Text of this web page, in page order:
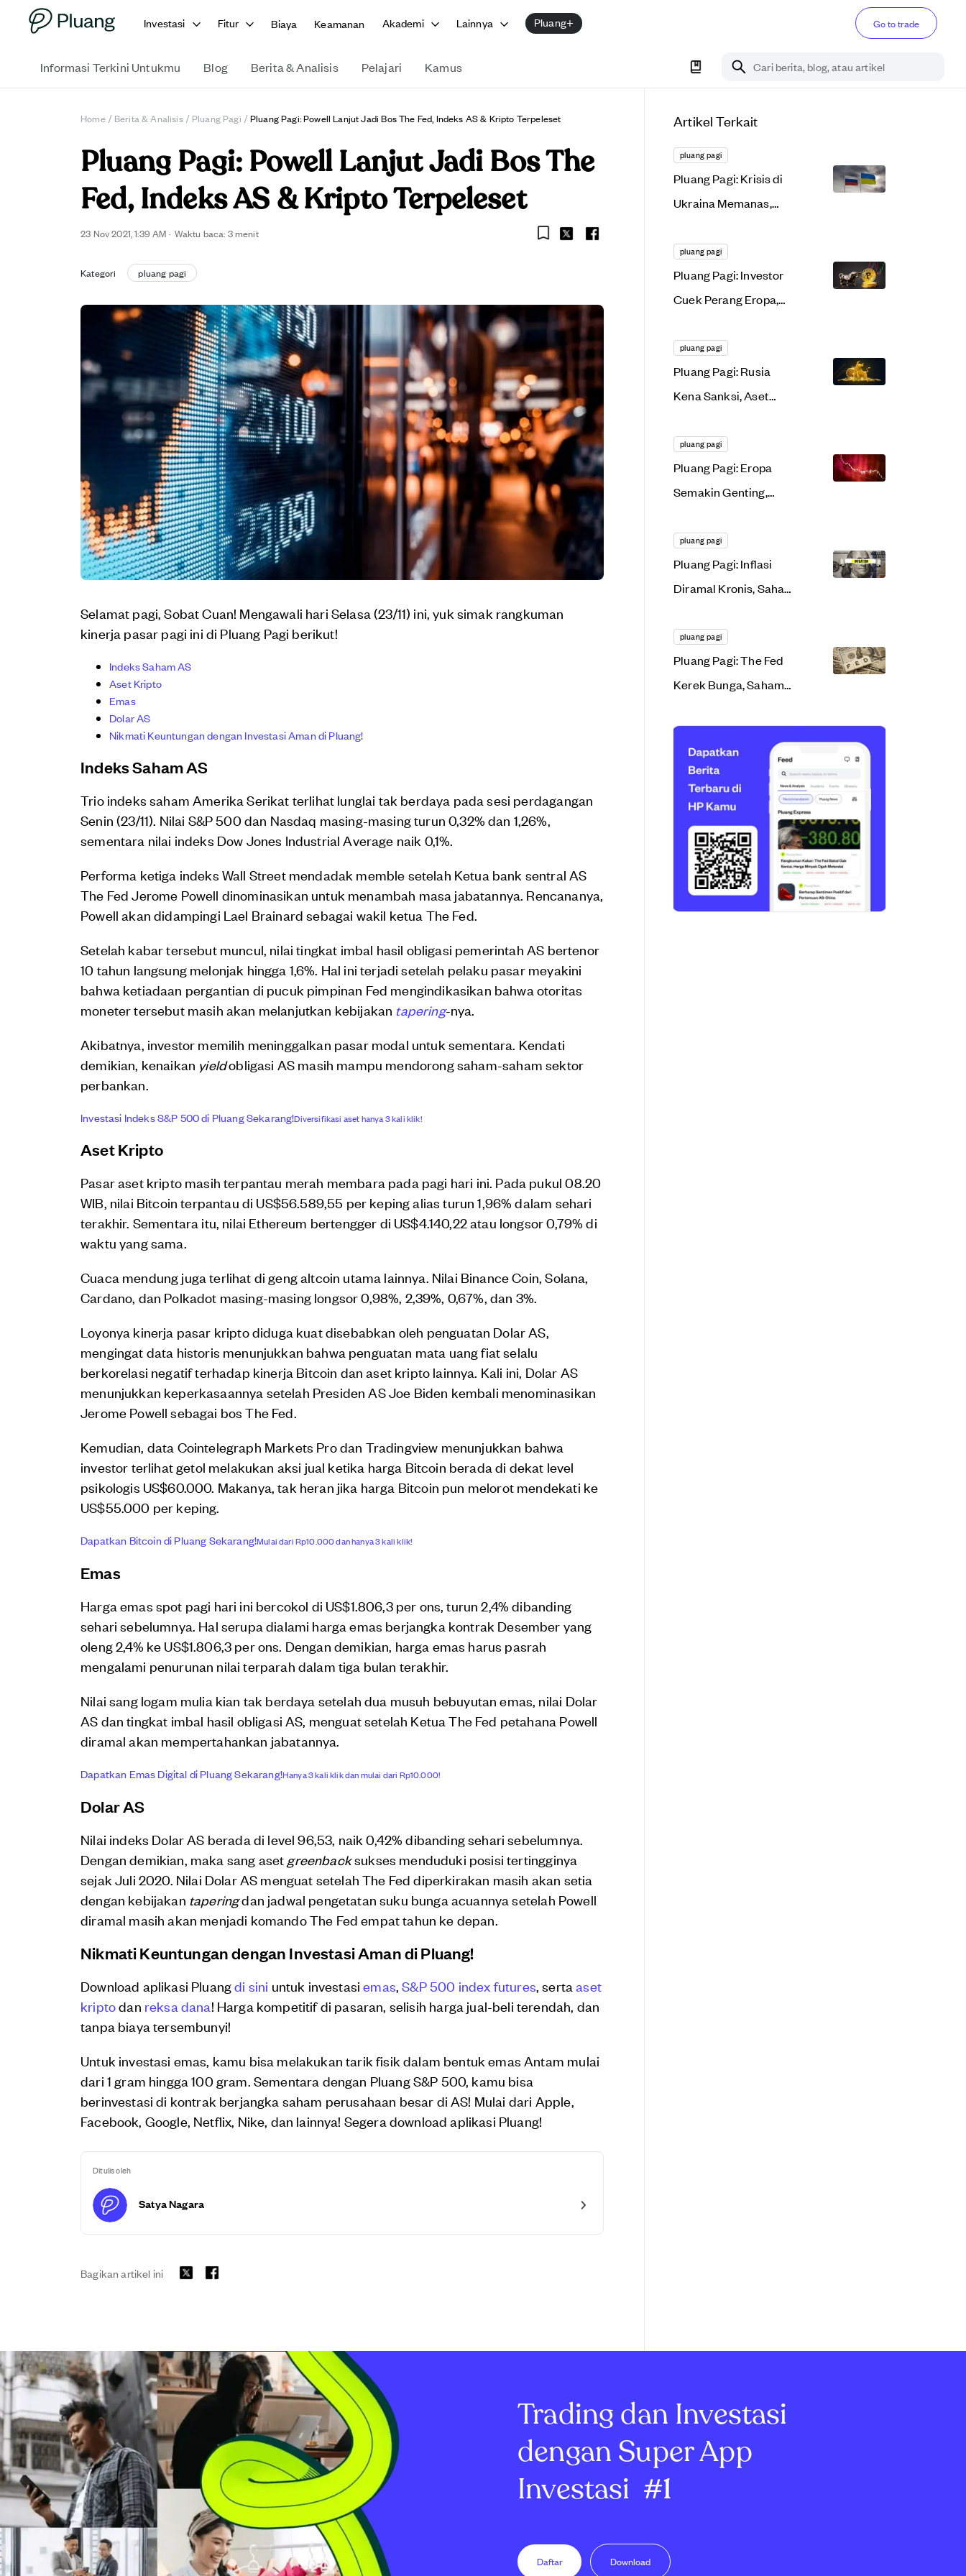
Investasi Fitur Biaya Keamanan Akademi Lainnya Pluang+ Go to trade
Informasi Terkini Untukmu Blog Berita & Analisis Pelajari Kamus Cari berita, blog, atau artikel
Home / Berita & Analisis / Pluang Pagi / Pluang Pagi: Powell Lanjut Jadi Bos The Fed, Indeks AS & Kripto Terpeleset
Pluang Pagi: Powell Lanjut Jadi Bos The
Fed, Indeks AS & Kripto Terpeleset
23 Nov 2021, 1:39 AM · Waktu baca: 3 menit
Kategori pluang pagi
Selamat pagi, Sobat Cuan! Mengawali hari Selasa (23/11) ini, yuk simak rangkuman
kinerja pasar pagi ini di Pluang Pagi berikut!
Indeks Saham AS
Aset Kripto
Emas
Dolar AS
Nikmati Keuntungan dengan Investasi Aman di Pluang!
Indeks Saham AS
Trio indeks saham Amerika Serikat terlihat lunglai tak berdaya pada sesi perdagangan
Senin (23/11). Nilai S&P 500 dan Nasdaq masing-masing turun 0,32% dan 1,26%,
sementara nilai indeks Dow Jones Industrial Average naik 0,1%.
Performa ketiga indeks Wall Street mendadak memble setelah Ketua bank sentral AS
The Fed Jerome Powell dinominasikan untuk menambah masa jabatannya. Rencananya,
Powell akan didampingi Lael Brainard sebagai wakil ketua The Fed.
Setelah kabar tersebut muncul, nilai tingkat imbal hasil obligasi pemerintah AS bertenor
10 tahun langsung melonjak hingga 1,6%. Hal ini terjadi setelah pelaku pasar meyakini
bahwa ketiadaan pergantian di pucuk pimpinan Fed mengindikasikan bahwa otoritas
moneter tersebut masih akan melanjutkan kebijakan tapering-nya.
Akibatnya, investor memilih meninggalkan pasar modal untuk sementara. Kendati
demikian, kenaikan yieldobligasi AS masih mampu mendorong saham-saham sektor
perbankan.
Investasi Indeks S&P 500 di Pluang Sekarang!Diversifikasi aset hanya 3 kali klik!
Aset Kripto
Pasar aset kripto masih terpantau merah membara pada pagi hari ini. Pada pukul 08.20
WIB, nilai Bitcoin terpantau di US$56.589,55 per keping alias turun 1,96% dalam sehari
terakhir. Sementara itu, nilai Ethereum bertengger di US$4.140,22 atau longsor 0,79% di
waktu yang sama.
Cuaca mendung juga terlihat di geng altcoin utama lainnya. Nilai Binance Coin, Solana,
Cardano, dan Polkadot masing-masing longsor 0,98%, 2,39%, 0,67%, dan 3%.
Loyonya kinerja pasar kripto diduga kuat disebabkan oleh penguatan Dolar AS,
mengingat data historis menunjukkan bahwa penguatan mata uang fiat selalu
berkorelasi negatif terhadap kinerja Bitcoin dan aset kripto lainnya. Kali ini, Dolar AS
menunjukkan keperkasaannya setelah Presiden AS Joe Biden kembali menominasikan
Jerome Powell sebagai bos The Fed.
Kemudian, data Cointelegraph Markets Pro dan Tradingview menunjukkan bahwa
investor terlihat getol melakukan aksi jual ketika harga Bitcoin berada di dekat level
psikologis US$60.000. Makanya, tak heran jika harga Bitcoin pun melorot mendekati ke
US$55.000 per keping.
Dapatkan Bitcoin di Pluang Sekarang!Mulai dari Rp10.000 dan hanya 3 kali klik!
Emas
Harga emas spot pagi hari ini bercokol di US$1.806,3 per ons, turun 2,4% dibanding
sehari sebelumnya. Hal serupa dialami harga emas berjangka kontrak Desember yang
oleng 2,4% ke US$1.806,3 per ons. Dengan demikian, harga emas harus pasrah
mengalami penurunan nilai terparah dalam tiga bulan terakhir.
Nilai sang logam mulia kian tak berdaya setelah dua musuh bebuyutan emas, nilai Dolar
AS dan tingkat imbal hasil obligasi AS, menguat setelah Ketua The Fed petahana Powell
diramal akan mempertahankan jabatannya.
Dapatkan Emas Digital di Pluang Sekarang!Hanya 3 kali klik dan mulai dari Rp10.000!
Dolar AS
Nilai indeks Dolar AS berada di level 96,53, naik 0,42% dibanding sehari sebelumnya.
Dengan demikian, maka sang aset greenbacksukses menduduki posisi tertingginya
sejak Juli 2020. Nilai Dolar AS menguat setelah The Fed diperkirakan masih akan setia
dengan kebijakan taperingdan jadwal pengetatan suku bunga acuannya setelah Powell
diramal masih akan menjadi komando The Fed empat tahun ke depan.
Nikmati Keuntungan dengan Investasi Aman di Pluang!
Download aplikasi Pluangdi sini untuk investasiemas,S&P 500 index futures, sertaaset
kriptodan reksa dana! Harga kompetitif di pasaran, selisih harga jual-beli terendah, dan
tanpa biaya tersembunyi!
Untuk investasi emas, kamu bisa melakukan tarik fisik dalam bentuk emas Antam mulai
dari 1 gram hingga 100 gram. Sementara dengan Pluang S&P 500, kamu bisa
berinvestasi di kontrak berjangka saham perusahaan besar di AS! Mulai dari Apple,
Facebook, Google, Netflix, Nike, dan lainnya! Segera download aplikasi Pluang!
Ditulis oleh
Satya Nagara
Bagikan artikel ini
Artikel Terkait
pluang pagi
Pluang Pagi: Krisis di
Ukraina Memanas,
Lemas!
pluang pagi
Pluang Pagi: Investor
Cuek Perang Eropa,
Kembali Jaya
pluang pagi
Pluang Pagi: Rusia
Kena Sanksi, Aset
Seksi!
pluang pagi
Pluang Pagi: Eropa
Semakin Genting,
Terbanting
pluang pagi
Pluang Pagi: Inflasi
Diramal Kronis, Saham
Nangis
pluang pagi
Pluang Pagi: The Fed
Kerek Bunga, Saham
Perkasa!
Trading dan Investasi
dengan Super App
Investasi #1
Daftar Download